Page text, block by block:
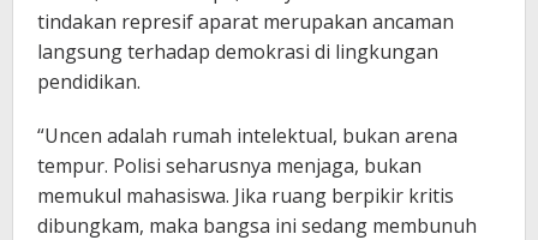
tindakan represif aparat merupakan ancaman
langsung terhadap demokrasi di lingkungan
pendidikan.
“Uncen adalah rumah intelektual, bukan arena
tempur. Polisi seharusnya menjaga, bukan
memukul mahasiswa. Jika ruang berpikir kritis
dibungkam, maka bangsa ini sedang membunuh